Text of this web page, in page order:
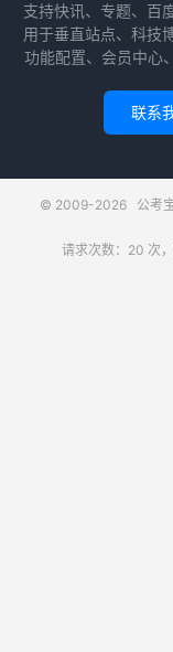
支持快讯、专题、百
用于垂直站点、科技
功能配置、会员中心
联系
© 2009-2026 公考
请求次数：20 次